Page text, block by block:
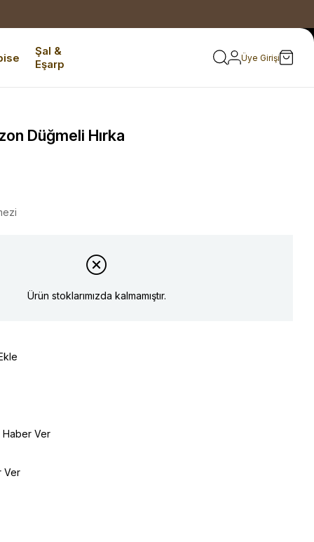
Şal &
Eşarp
Üye Girişi
Düğmeli Hırka
Ürün stoklarımızda kalmamıştır.
Haber Ver
Ver